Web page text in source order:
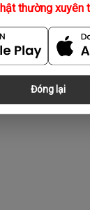
thường xuyên
Đóng lại